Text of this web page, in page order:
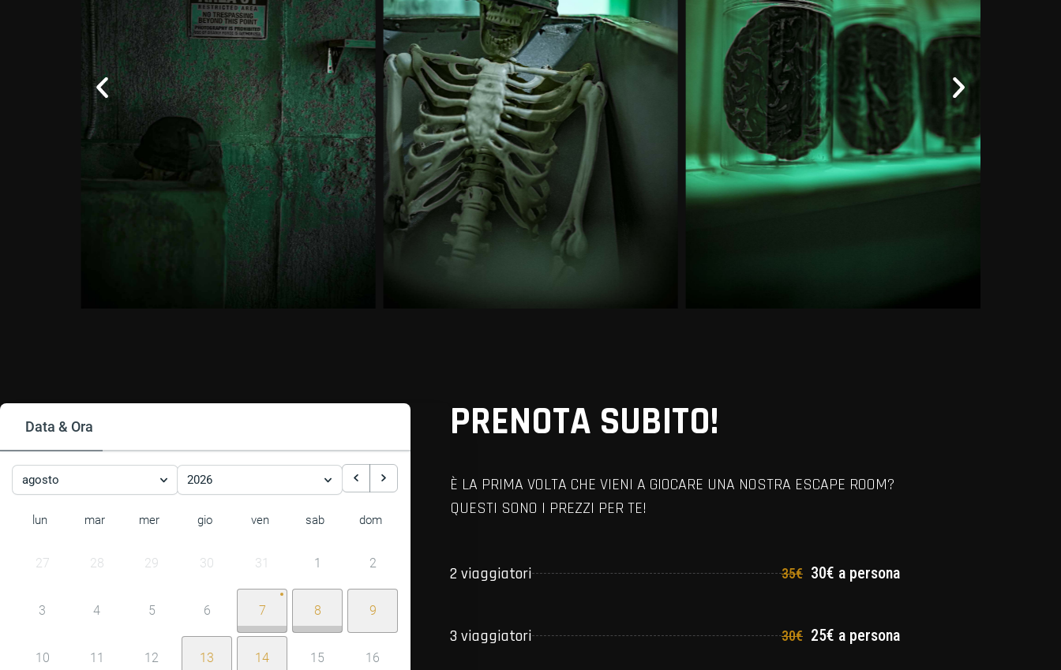
Data & Ora
agosto 2026
lun mar mer gio ven sab dom
27 28 29 30 31 1 2
3 4 5 6 7 8 9
10 11 12 13 14 15 16
PRENOTA SUBITO!
È LA PRIMA VOLTA CHE VIENI A GIOCARE UNA NOSTRA ESCAPE ROOM?
QUESTI SONO I PREZZI PER TE!
2 viaggiatori 35€ 30€ a persona
3 viaggiatori 30€ 25€ a persona